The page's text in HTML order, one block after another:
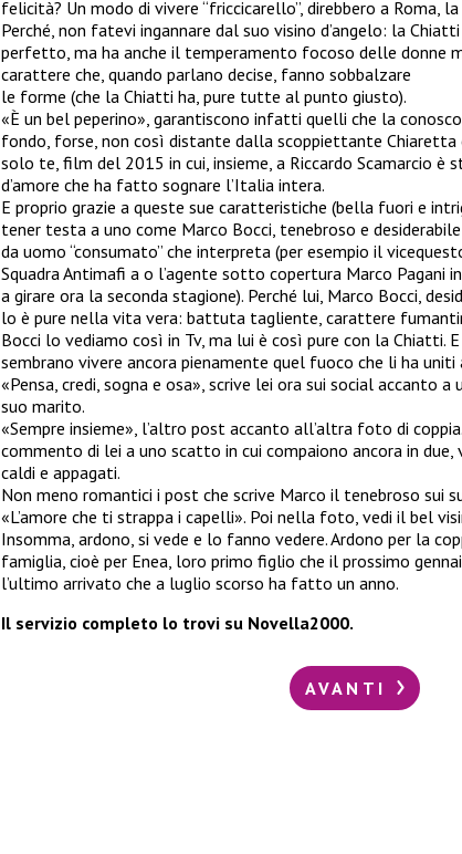
felicità? Un modo di vivere “friccicarello”, direbbero a Roma,
Perché, non fatevi ingannare dal suo visino d’angelo: la
perfetto, ma ha anche il temperamento focoso delle donne
carattere che, quando parlano decise, fanno sobbalzare
le forme (che la Chiatti ha, pure tutte al punto giusto).
«È un bel peperino», garantiscono infatti quelli che la
fondo, forse, non così distante dalla scoppiettante
solo te, film del 2015 in cui, insieme, a Riccardo Scamarcio è
d’amore che ha fatto sognare l’Italia intera.
E proprio grazie a queste sue caratteristiche (bella fuori e
tener testa a uno come Marco Bocci, tenebroso e
da uomo “consumato” che interpreta (per esempio il
Squadra Antimafi a o l’agente sotto copertura Marco Pagani
a girare ora la seconda stagione). Perché lui, Marco Bocci,
lo è pure nella vita vera: battuta tagliente, carattere
Bocci lo vediamo così in Tv, ma lui è così pure con la Chiatti.
sembrano vivere ancora pienamente quel fuoco che li ha
«Pensa, credi, sogna e osa», scrive lei ora sui social accanto
suo marito.
«Sempre insieme», l’altro post accanto all’altra foto di
commento di lei a uno scatto in cui compaiono ancora in due,
caldi e appagati.
Non meno romantici i post che scrive Marco il tenebroso sui
«L’amore che ti strappa i capelli». Poi nella foto, vedi il bel
Insomma, ardono, si vede e lo fanno vedere. Ardono per la
famiglia, cioè per Enea, loro primo figlio che il prossimo
l’ultimo arrivato che a luglio scorso ha fatto un anno.
Il servizio completo lo trovi su Novella2000.
AVANTI